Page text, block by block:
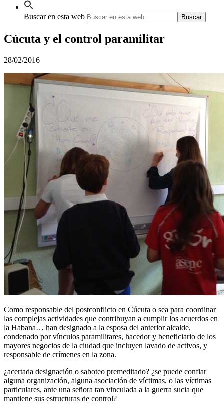
Buscar en esta web
Cúcuta y el control paramilitar
28/02/2016
Como responsable del postconflicto en Cúcuta o sea para coordinar
las complejas actividades que contribuyan a cumplir los acuerdos en
la Habana… han designado a la esposa del anterior alcalde,
condenado por vínculos paramilitares, hacedor y beneficiario de los
mayores negocios de la ciudad que incluyen lavado de activos, y
responsable de crímenes en la zona.
¿acertada designación o saboteo premeditado? ¿se puede confiar
alguna organización, alguna asociación de víctimas, o las víctimas
particulares, ante una señora tan vinculada a la guerra sucia que
mantiene sus estructuras de control?